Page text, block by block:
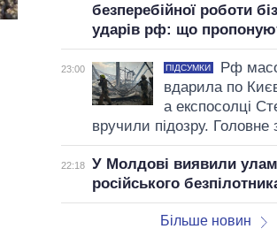
безперебійної роботи
ударів рф: що
23:00 ПІДСУМКИ
Рф
вдарила по
а експосолці
вручили підозру. Головне
22:18
У Молдові виявили
російського
Більше новин